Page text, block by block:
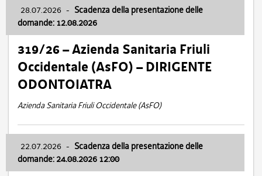
28.07.2026 - Scadenza della presentazione delle
domande: 12.08.2026
319/26 – Azienda Sanitaria Friuli
Occidentale (AsFO) – DIRIGENTE
ODONTOIATRA
Azienda Sanitaria Friuli Occidentale (AsFO)
22.07.2026 - Scadenza della presentazione delle
domande: 24.08.2026 12:00